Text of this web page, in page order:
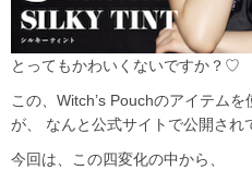
とってもかわいくないですか？♡
この、 Witch’s Pouchのアイテムを
が、 なんと公式サイトで公開され
今回は、この四変化の中から、